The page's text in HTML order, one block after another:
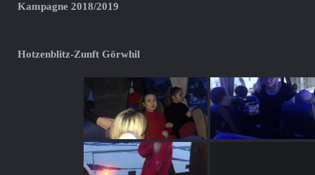
Kampagne 2018/2019
Hotzenblitz-Zunft Görwhil